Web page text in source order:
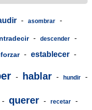
- asombrar -
- descender -
- establecer -
- hablar - hundir -
- querer - recetar -